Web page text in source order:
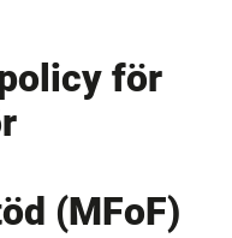
för
(MFoF)